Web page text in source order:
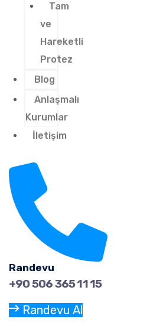
Tam
ve
Hareketli
Protez
Blog
Anlaşmalı
Kurumlar
İletişim
Randevu
+90 506 365 11 15
Randevu Al